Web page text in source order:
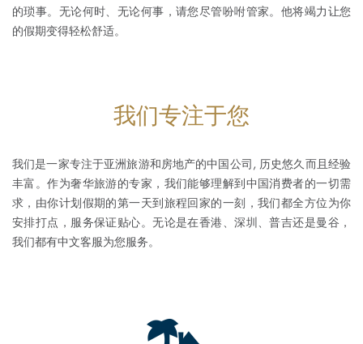
的琐事。无论何时、无论何事，请您尽管吩咐管家。他将竭力让您
的假期变得轻松舒适。
我们专注于您
我们是一家专注于亚洲旅游和房地产的中国公司, 历史悠久而且经验
丰富。作为奢华旅游的专家，我们能够理解到中国消费者的一切需
求，由你计划假期的第一天到旅程回家的一刻，我们都全方位为你
安排打点，服务保证贴心。无论是在香港、深圳、普吉还是曼谷，
我们都有中文客服为您服务。